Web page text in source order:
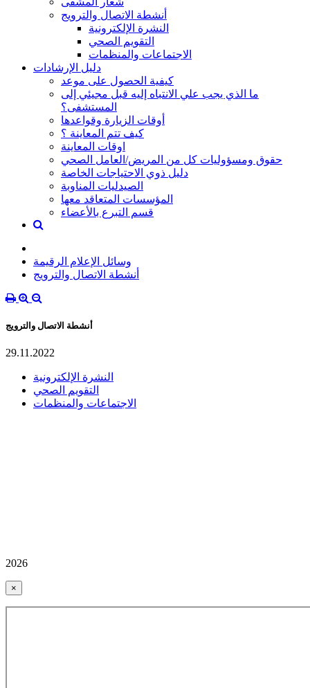
أنشطة الاتصال والترويج
النشرة الإلكترونية
التقويم الصحي
الاجتماعات والمنظمات
دليل الإرشادات
كيفية الحصول على موعد
ما الذي يجب علي الانتباه إليه قبل مجيئي إلى
المستشفى؟
أوقات الزيارة وقواعدها
كيف تتم المعاينة ؟
اوقات المعاينة
حقوق ومسؤوليات كل من المريض/العامل الصحي
دليل ذوي الاحتياجات الخاصة
الصيدليات المناوبة
المؤسسات المتعاقد معها
قسم التبرع بالأعضاء
وسائل الإعلام الرقيمة
أنشطة الاتصال والترويج
أنشطة الاتصال والترويج
29.11.2022
النشرة الإلكترونية
التقويم الصحي
الاجتماعات والمنظمات
2026
×